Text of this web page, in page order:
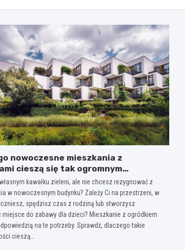
nowoczesne mieszkania z
cieszą się tak ogromnym
kawałku zieleni, ale nie chcesz rezygnować z
w nowoczesnym budynku? Zależy Ci na przestrzeni, w
spędzisz czas z rodziną lub stworzysz
miejsce do zabawy dla dzieci? Mieszkanie z ogródkiem
na te potrzeby. Sprawdź, dlaczego takie
cieszą…